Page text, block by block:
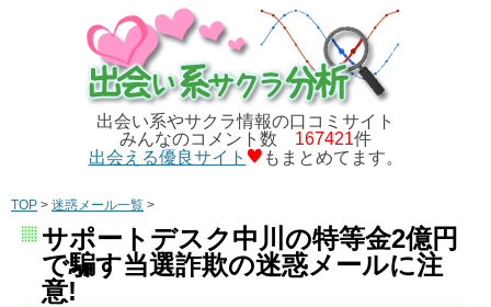
出会い系やサクラ情報の口コミサイト
みんなのコメント数 167421件
出会える優良サイト
もまとめてます。
TOP > 迷惑メール一覧 >
サポートデスク中川の特等金2億円
で騙す当選詐欺の迷惑メールに注
意!